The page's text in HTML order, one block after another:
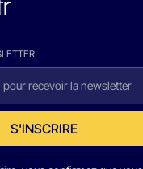
S'INSCRIRE